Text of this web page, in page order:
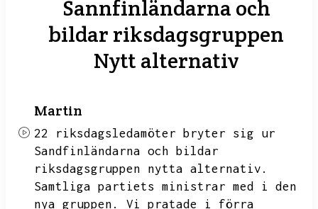
Sannfinländarna och
bildar riksdagsgruppen
Nytt alternativ
Martin
22 riksdagsledamöter bryter sig ur
Sandfinländarna och bildar
riksdagsgruppen nytta alternativ.
Samtliga partiets ministrar med i den
nya gruppen.
Vi pratade i förra